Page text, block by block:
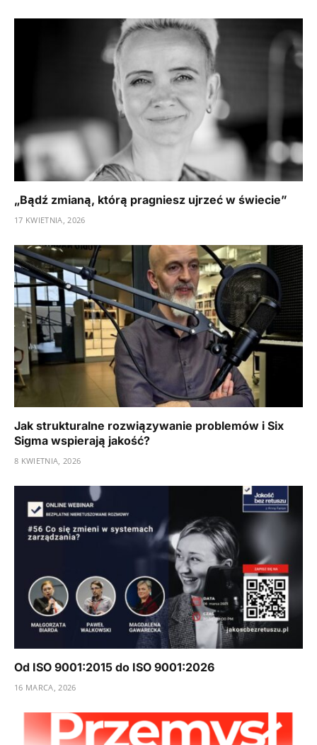
„Bądź zmianą, którą pragniesz ujrzeć w świecie”
17 KWIETNIA, 2026
Jak strukturalne rozwiązywanie problemów i Six
Sigma wspierają jakość?
8 KWIETNIA, 2026
Od ISO 9001:2015 do ISO 9001:2026
16 MARCA, 2026